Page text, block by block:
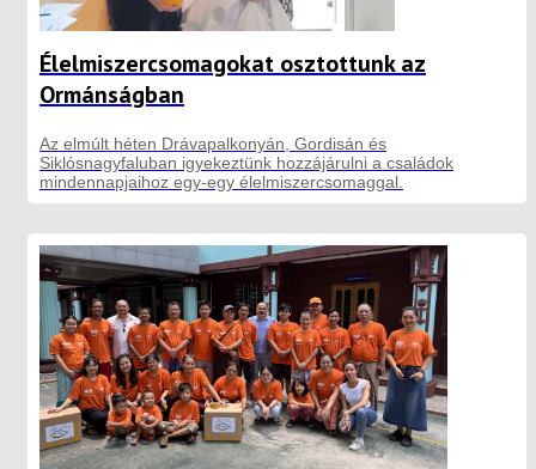
Élelmiszercsomagokat osztottunk az
Ormánságban
Az elmúlt héten Drávapalkonyán, Gordisán és
Siklósnagyfaluban igyekeztünk hozzájárulni a családok
mindennapjaihoz egy-egy élelmiszercsomaggal.